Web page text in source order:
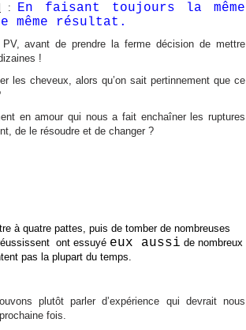
: En faisant toujours la même
même résultat.
avant de prendre la ferme décision de mettre
!
les cheveux, alors qu’on sait pertinnement que ce
en amour qui nous a fait enchaîner les ruptures
de le résoudre et de changer ?
à quatre pattes, puis de tomber de nombreuses
ont essuyé eux aussi de nombreux
pas la plupart du temps.
plutôt parler d’expérience qui devrait nous
fois.